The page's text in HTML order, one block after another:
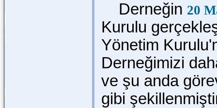
Derneğin 20
Kurulu
Yönetim
Derneğimizi
ve şu anda
gibi